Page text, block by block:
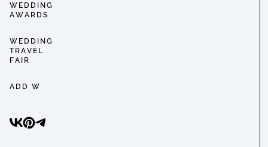
WEDDING
AWARDS
WEDDING
TRAVEL
FAIR
ADD W